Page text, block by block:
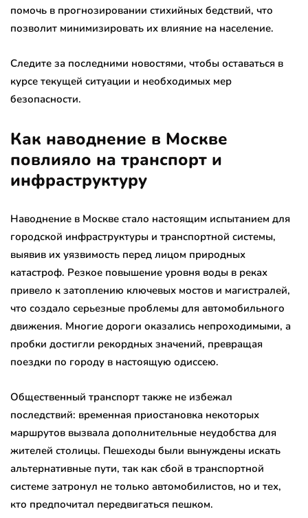
помочь в прогнозировании стихийных бедствий, что
позволит минимизировать их влияние на население.
Следите за последними новостями, чтобы оставаться в
курсе текущей ситуации и необходимых мер
безопасности.
Как наводнение в Москве
повлияло на транспорт и
инфраструктуру
Наводнение в Москве стало настоящим испытанием для
городской инфраструктуры и транспортной системы,
выявив их уязвимость перед лицом природных
катастроф. Резкое повышение уровня воды в реках
привело к затоплению ключевых мостов и магистралей,
что создало серьезные проблемы для автомобильного
движения. Многие дороги оказались непроходимыми, а
пробки достигли рекордных значений, превращая
поездки по городу в настоящую одиссею.
Общественный транспорт также не избежал
последствий: временная приостановка некоторых
маршрутов вызвала дополнительные неудобства для
жителей столицы. Пешеходы были вынуждены искать
альтернативные пути, так как сбой в транспортной
системе затронул не только автомобилистов, но и тех,
кто предпочитал передвигаться пешком.